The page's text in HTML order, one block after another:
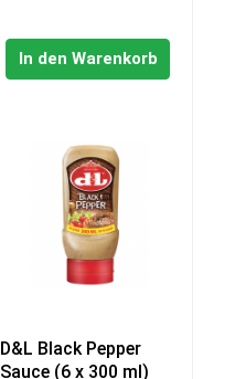
In den Warenkorb
D&L Black Pepper
Sauce (6 x 300 ml)